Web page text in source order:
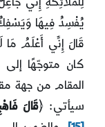
يُفْسِدُ فِيهَا
قَالَ إِنِّي أَعْلَمُ مَا
كان متوجّهًا إلى
المقام من جهة
سيأتي: ﴿قَالَ